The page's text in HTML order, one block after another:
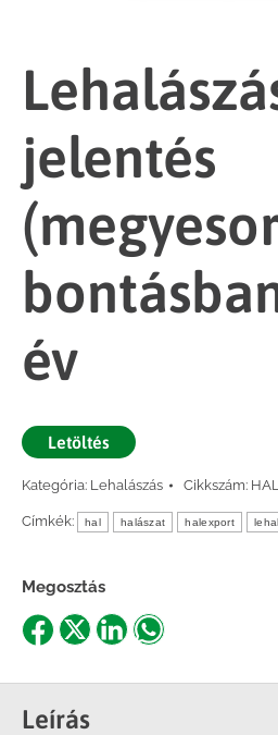
jelentés
év
Letöltés
Kategória: Lehalászás Cikkszám:
Címkék: hal halászat halexport
Megosztás
Share
Facebook
Share
X
ShareShare
Leírás